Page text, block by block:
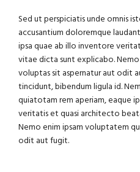
Sed ut perspiciatis unde omnis
accusantium doloremque
ipsa quae ab illo inventore
vitae dicta sunt explicabo.
voluptas sit aspernatur aut odit
tincidunt, bibendum ligula id.
quiatotam rem aperiam, eaque
veritatis et quasi architecto
Nemo enim ipsam voluptatem
odit aut fugit.